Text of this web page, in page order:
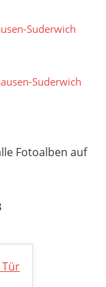
Fotoalben auf